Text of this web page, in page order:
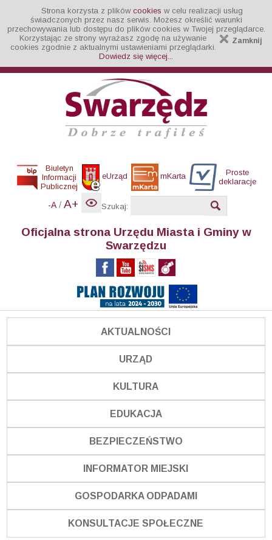
Strona korzysta z plików cookies w celu realizacji usług
świadczonych przez nasz serwis. Możesz określić warunki
przechowywania lub dostępu do plików cookies w Twojej przeglądarce.
Zamknij
Korzystając ze strony wyrażasz zgodę na używanie
cookies zgodnie z aktualnymi ustawieniami przeglądarki.
Dowiedz się więcej...
Biuletyn
Informacji
Publicznej
eUrząd mKarta
Proste
deklaracje
-A / A+ Szukaj:
Oficjalna strona Urzędu Miasta i Gminy w
Swarzędzu
AKTUALNOŚCI
URZĄD
KULTURA
EDUKACJA
BEZPIECZEŃSTWO
INFORMATOR MIEJSKI
GOSPODARKA ODPADAMI
KONSULTACJE SPOŁECZNE